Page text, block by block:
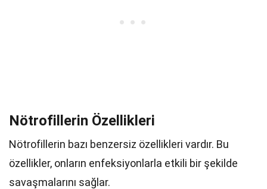
Nötrofillerin Özellikleri
Nötrofillerin bazı benzersiz özellikleri vardır. Bu
özellikler, onların enfeksiyonlarla etkili bir şekilde
savaşmalarını sağlar.